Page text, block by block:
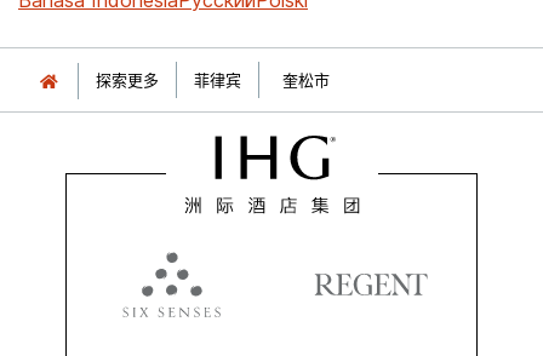
探索更多 菲律宾 奎松市